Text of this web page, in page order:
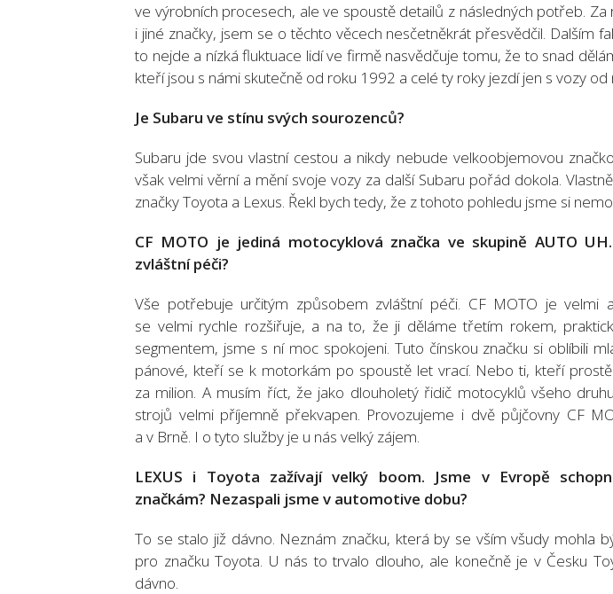
ve výrobních procesech, ale ve spoustě detailů z následných potřeb. Za
i jiné značky, jsem se o těchto věcech nesčetněkrát přesvědčil. Dalším
to nejde a nízká fluktuace lidí ve firmě nasvědčuje tomu, že to snad
kteří jsou s námi skutečně od roku 1992 a celé ty roky jezdí jen s vozy od
Je Subaru ve stínu svých sourozenců?
Subaru jde svou vlastní cestou a nikdy nebude velkoobjemovou
však velmi věrní a mění svoje vozy za další Subaru pořád dokola.
značky Toyota a Lexus. Řekl bych tedy, že z tohoto pohledu jsme si
CF MOTO je jediná motocyklová značka ve skupině AUTO
zvláštní péči?
Vše potřebuje určitým způsobem zvláštní péči. CF MOTO je velmi
se velmi rychle rozšiřuje, a na to, že ji děláme třetím rokem,
segmentem, jsme s ní moc spokojeni. Tuto čínskou značku si oblíbili
pánové, kteří se k motorkám po spoustě let vrací. Nebo ti, kteří
za milion. A musím říct, že jako dlouholetý řidič motocyklů všeho
strojů velmi příjemně překvapen. Provozujeme i dvě půjčovny CF
a v Brně. I o tyto služby je u nás velký zájem.
LEXUS i Toyota zažívají velký boom. Jsme v Evropě
značkám? Nezaspali jsme v automotive dobu?
To se stalo již dávno. Neznám značku, která by se vším všudy mohla
pro značku Toyota. U nás to trvalo dlouho, ale konečně je v Česku
dávno.